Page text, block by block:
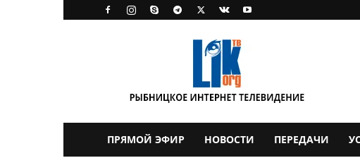
ПРЯМОЙ ЭФИР НОВОСТИ ПЕРЕДАЧИ